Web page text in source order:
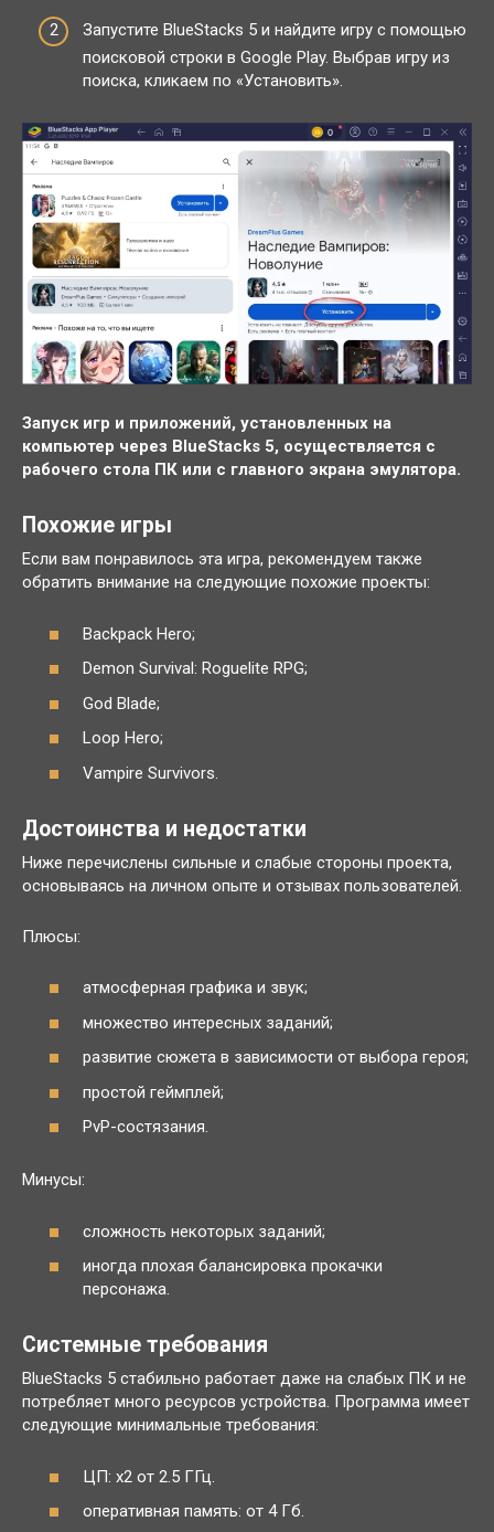
Запустите BlueStacks 5 и найдите игру с помощью
поисковой строки в Google Play. Выбрав игру из
поиска, кликаем по «Установить».
Запуск игр и приложений, установленных на
компьютер через BlueStacks 5, осуществляется с
рабочего стола ПК или с главного экрана эмулятора.
Похожие игры
Если вам понравилось эта игра, рекомендуем также
обратить внимание на следующие похожие проекты:
Backpack Hero;
Demon Survival: Roguelite RPG;
God Blade;
Loop Hero;
Vampire Survivors.
Достоинства и недостатки
Ниже перечислены сильные и слабые стороны проекта,
основываясь на личном опыте и отзывах пользователей.
Плюсы:
атмосферная графика и звук;
множество интересных заданий;
развитие сюжета в зависимости от выбора героя;
простой геймплей;
PvP-состязания.
Минусы:
сложность некоторых заданий;
иногда плохая балансировка прокачки
персонажа.
Системные требования
BlueStacks 5 стабильно работает даже на слабых ПК и не
потребляет много ресурсов устройства. Программа имеет
следующие минимальные требования:
ЦП: x2 от 2.5 ГГц.
оперативная память: от 4 Гб.